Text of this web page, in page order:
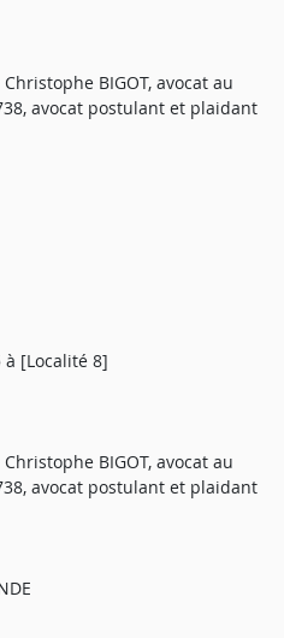
BIGOT, avocat au
avocat postulant et plaidant
à [Localité 8]
BIGOT, avocat au
avocat postulant et plaidant